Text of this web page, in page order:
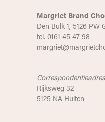
Margriet Brand
Den Bulk 1, 5126 PW
tel. 0161 45 47 98
Correspondentieadres
Rijksweg 32
5125 NA Hulten